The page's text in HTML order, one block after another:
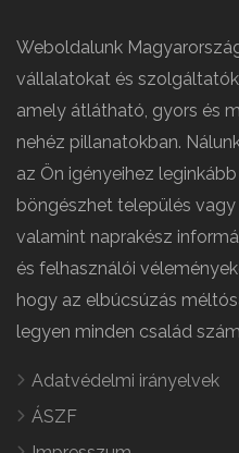
Weboldalunk
vállalatokat és
amely átlátható, gyors és
nehéz pillanatokban.
az Ön igényeihez
böngészhet település
valamint naprakész
és felhasználói
hogy az elbúcsúzás
legyen minden család
Adatvédelmi irányelvek
ÁSZF